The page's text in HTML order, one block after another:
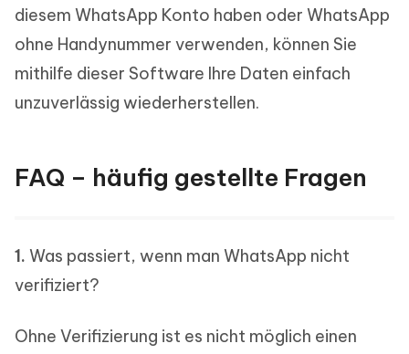
diesem WhatsApp Konto haben oder WhatsApp
ohne Handynummer verwenden, können Sie
mithilfe dieser Software Ihre Daten einfach
unzuverlässig wiederherstellen.
FAQ – häufig gestellte Fragen
1. Was passiert, wenn man WhatsApp nicht
verifiziert?
Ohne Verifizierung ist es nicht möglich einen